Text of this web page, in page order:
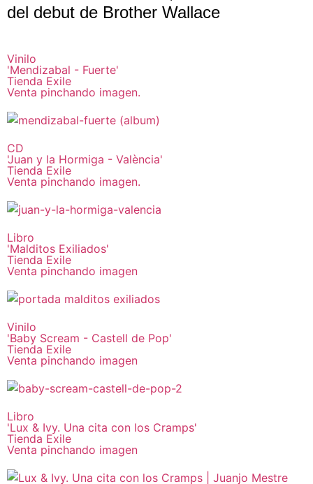
del debut de Brother Wallace
Vinilo
'Mendizabal - Fuerte'
Tienda Exile
Venta pinchando imagen.
CD
'Juan y la Hormiga - València'
Tienda Exile
Venta pinchando imagen.
Libro
'Malditos Exiliados'
Tienda Exile
Venta pinchando imagen
Vinilo
'Baby Scream - Castell de Pop'
Tienda Exile
Venta pinchando imagen
Libro
'Lux & Ivy. Una cita con los Cramps'
Tienda Exile
Venta pinchando imagen